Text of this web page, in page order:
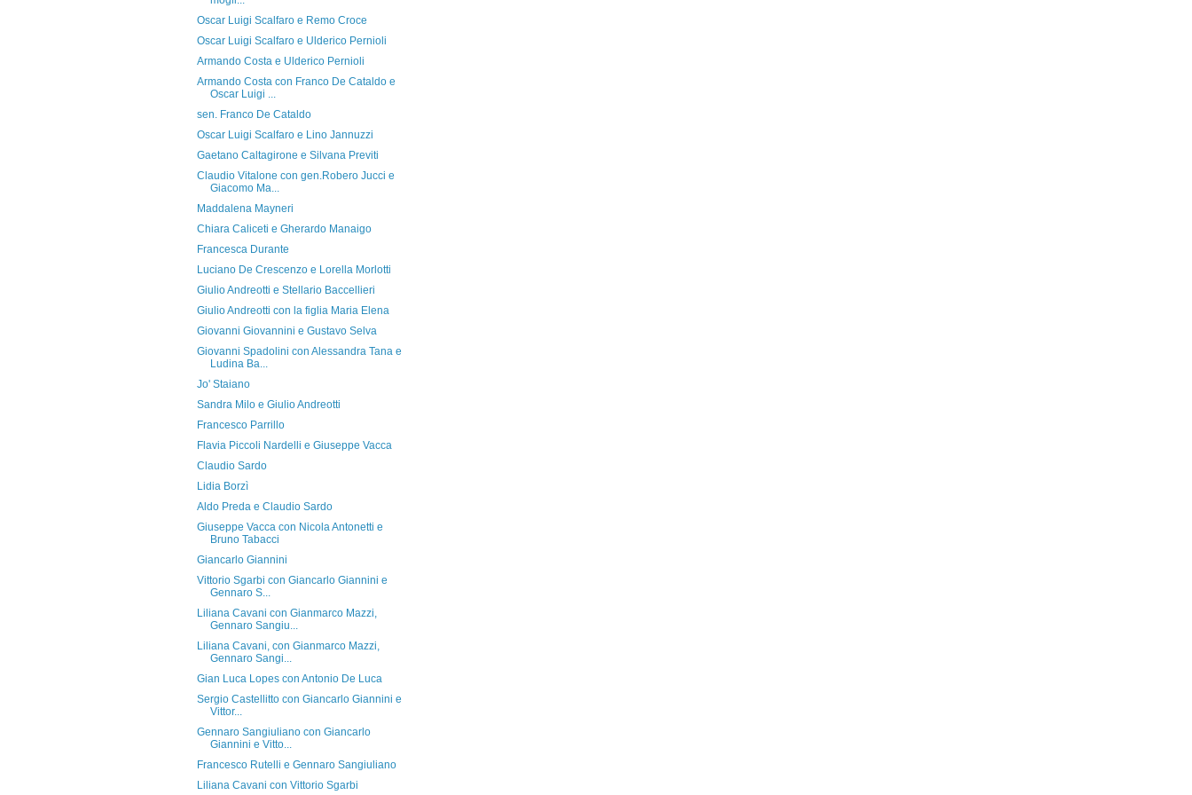
Oscar Luigi Scalfaro e Remo Croce
Oscar Luigi Scalfaro e Ulderico Pernioli
Armando Costa e Ulderico Pernioli
Armando Costa con Franco De Cataldo e
Oscar Luigi ...
sen. Franco De Cataldo
Oscar Luigi Scalfaro e Lino Jannuzzi
Gaetano Caltagirone e Silvana Previti
Claudio Vitalone con gen.Robero Jucci e
Giacomo Ma...
Maddalena Mayneri
Chiara Caliceti e Gherardo Manaigo
Francesca Durante
Luciano De Crescenzo e Lorella Morlotti
Giulio Andreotti e Stellario Baccellieri
Giulio Andreotti con la figlia Maria Elena
Giovanni Giovannini e Gustavo Selva
Giovanni Spadolini con Alessandra Tana e
Ludina Ba...
Jo' Staiano
Sandra Milo e Giulio Andreotti
Francesco Parrillo
Flavia Piccoli Nardelli e Giuseppe Vacca
Claudio Sardo
Lidia Borzì
Aldo Preda e Claudio Sardo
Giuseppe Vacca con Nicola Antonetti e
Bruno Tabacci
Giancarlo Giannini
Vittorio Sgarbi con Giancarlo Giannini e
Gennaro S...
Liliana Cavani con Gianmarco Mazzi,
Gennaro Sangiu...
Liliana Cavani, con Gianmarco Mazzi,
Gennaro Sangi...
Gian Luca Lopes con Antonio De Luca
Sergio Castellitto con Giancarlo Giannini e
Vittor...
Gennaro Sangiuliano con Giancarlo
Giannini e Vitto...
Francesco Rutelli e Gennaro Sangiuliano
Liliana Cavani con Vittorio Sgarbi